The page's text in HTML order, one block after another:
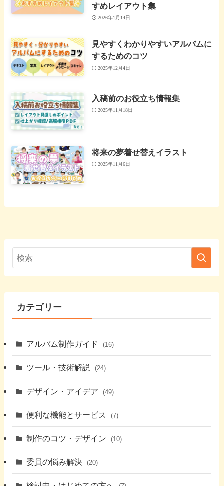
すめレイアウト集
2026年1月14日
見やすくわかりやすいアルバムに
するためのコツ
2025年12月4日
入稿前のお役立ち情報集
2025年11月18日
将来の夢着せ替えイラスト
2025年11月6日
カテゴリー
アルバム制作ガイド (16)
ツール・技術解説 (24)
デザイン・アイデア (49)
便利な機能とサービス (7)
制作のコツ・デザイン (10)
委員の悩み解決 (20)